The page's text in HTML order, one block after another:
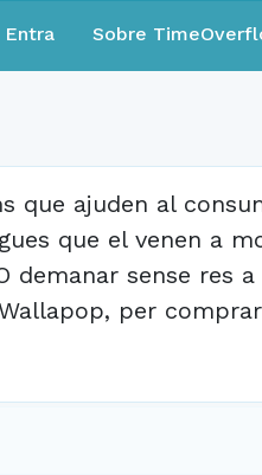
Entra Sobre
que ajuden al
que el venen a
demanar sense res
per